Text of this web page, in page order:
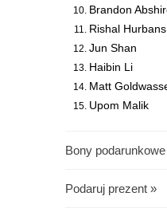
Brandon
Rishal Hurbans
Jun Shan
Haibin Li
Matt
Upom Malik
Bony
Podaruj prezent »